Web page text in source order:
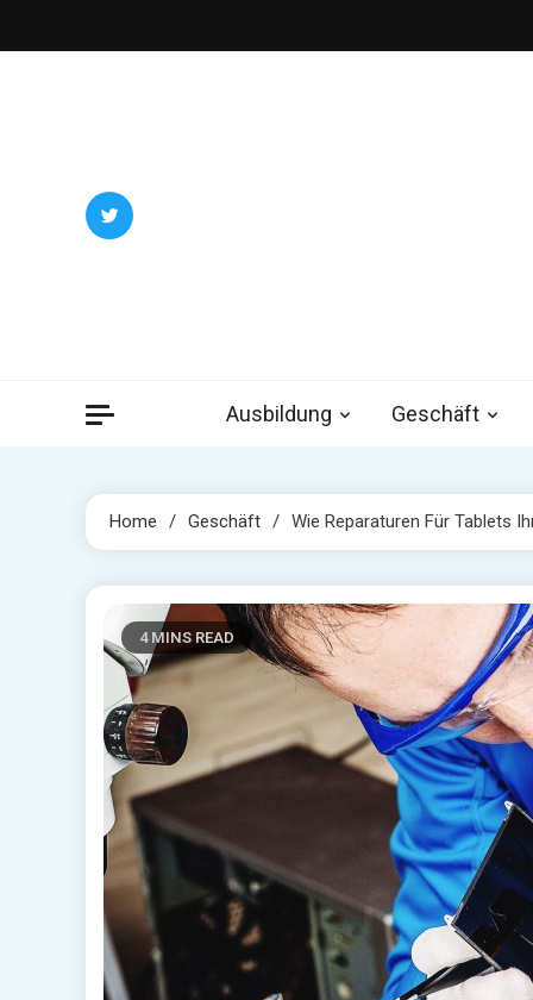
to
Ausbildung Geschäft
Home Geschäft Wie Reparaturen Für Tablets
4 MINS READ